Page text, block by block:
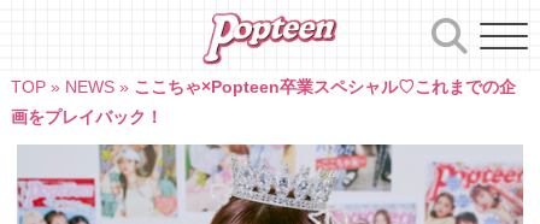
TOP» NEWS» ここちゃ×Popteen卒業スペシャル♡これまでの企
画をプレイバック！